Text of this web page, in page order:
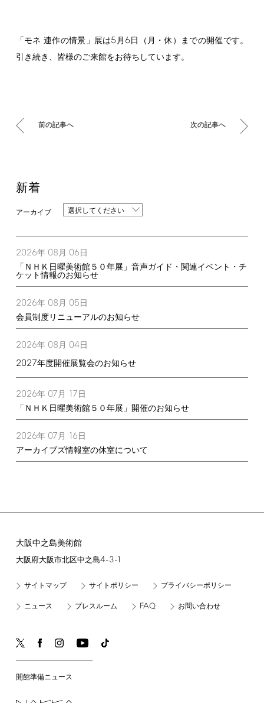
「モネ 連作の情景」展は5月 6日（月・休）までの開催です。
引き続き、皆様のご来館をお待ちしています。
前の記事へ 次の記事へ
新着
選択してください
2026年 08月 06 日
「ＮＨＫ日曜美術館５０年展」音声ガイド・関連イベント・チ
ケット情報のお知らせ
2026年 08月 05 日
会員制度リニューアルのお知らせ
2026年 08月 04日
2027年度開催展覧会のお知らせ
2026年 07月 17 日
「ＮＨＫ日曜美術館５０年展」開催のお知らせ
2026年 07月 16 日
アーカイブズ情報室の休室について
大阪中之島美術館
大阪府大阪市北区中之島4-3-1
サイトマップ サイトポリシー プライバシーポリシー
ニュース プレスルーム FAQ お問い合わせ
開館準備ニュース